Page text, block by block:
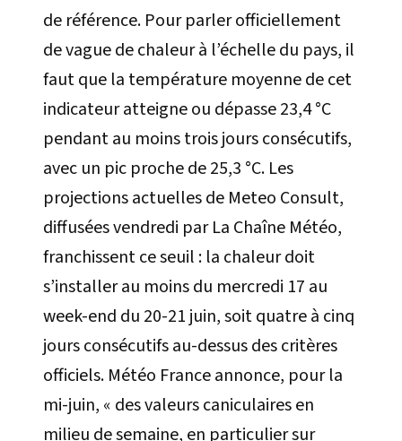
de référence. Pour parler officiellement
de vague de chaleur à l’échelle du pays, il
faut que la température moyenne de cet
indicateur atteigne ou dépasse 23,4 °C
pendant au moins trois jours consécutifs,
avec un pic proche de 25,3 °C. Les
projections actuelles de Meteo Consult,
diffusées vendredi par La Chaîne Météo,
franchissent ce seuil : la chaleur doit
s’installer au moins du mercredi 17 au
week-end du 20-21 juin, soit quatre à cinq
jours consécutifs au-dessus des critères
officiels. Météo France annonce, pour la
mi-juin, « des valeurs caniculaires en
milieu de semaine, en particulier sur